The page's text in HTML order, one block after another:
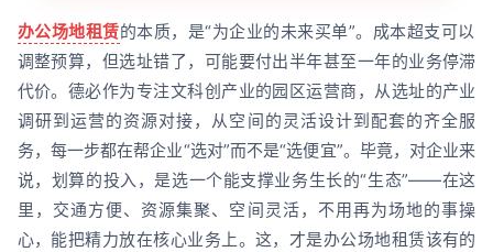
办公场地租赁的本质，是“为企业的未来买单”。成本超支可以
调整预算，但选址错了，可能要付出半年甚至一年的业务停滞
代价。德必作为专注文科创产业的园区运营商，从选址的产业
调研到运营的资源对接，从空间的灵活设计到配套的齐全服
务，每一步都在帮企业“选对”而不是“选便宜”。毕竟，对企业来
说，划算的投入，是选一个能支撑业务生长的“生态”——在这
里，交通方便、资源集聚、空间灵活，不用再为场地的事操
心，能把精力放在核心业务上。这，才是办公场地租赁该有的